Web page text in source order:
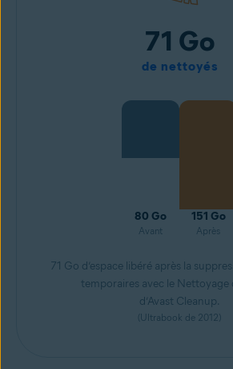
71 Go
de nettoyés
80 Go
Avant
151 Go
Après
71 Go d’espace libéré après la
temporaires avec le Nettoyage
d’Avast Cleanup.
(Ultrabook de 2012)